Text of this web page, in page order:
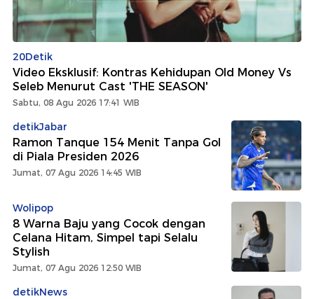
20Detik
Video Eksklusif: Kontras Kehidupan Old Money Vs
Seleb Menurut Cast 'THE SEASON'
Sabtu, 08 Agu 2026 17:41 WIB
detikJabar
Ramon Tanque 154 Menit Tanpa Gol
di Piala Presiden 2026
Jumat, 07 Agu 2026 14:45 WIB
Wolipop
8 Warna Baju yang Cocok dengan
Celana Hitam, Simpel tapi Selalu
Stylish
Jumat, 07 Agu 2026 12:50 WIB
detikNews